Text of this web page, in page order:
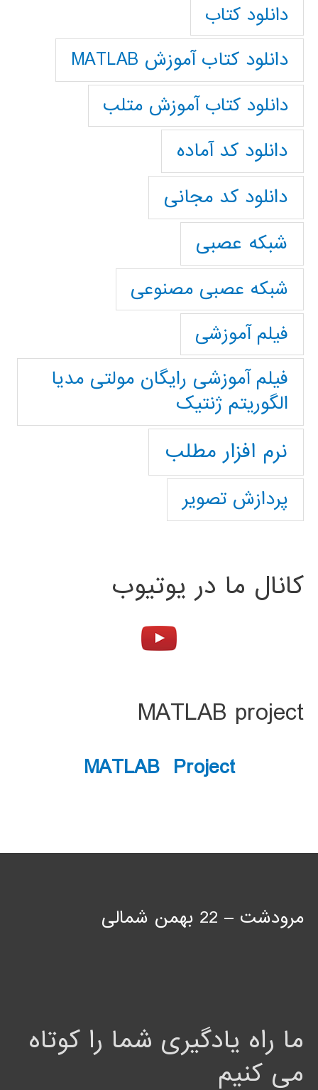
دانلود کتاب
دانلود کتاب آموزش MATLAB
دانلود کتاب آموزش متلب
دانلود کد آماده
دانلود کد مجانی
شبکه عصبی
شبکه عصبی مصنوعی
فیلم آموزشی
فیلم آموزشی رایگان مولتی مدیا
الگوریتم ژنتیک
نرم افزار مطلب
پردازش تصویر
کانال ما در یوتیوب
MATLAB project
MATLAB Project
مرودشت – 22 بهمن شمالی
ما راه یادگیری شما را کوتاه
می کنیم